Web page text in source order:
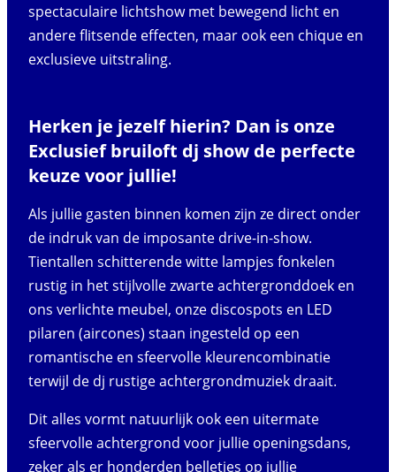
spectaculaire lichtshow met bewegend licht en
andere flitsende effecten, maar ook een chique en
exclusieve uitstraling.
Herken je jezelf hierin? Dan is onze
Exclusief bruiloft dj show de perfecte
keuze voor jullie!
Als jullie gasten binnen komen zijn ze direct onder
de indruk van de imposante drive-in-show.
Tientallen schitterende witte lampjes fonkelen
rustig in het stijlvolle zwarte achtergronddoek en
ons verlichte meubel, onze discospots en LED
pilaren (aircones) staan ingesteld op een
romantische en sfeervolle kleurencombinatie
terwijl de dj rustige achtergrondmuziek draait.
Dit alles vormt natuurlijk ook een uitermate
sfeervolle achtergrond voor jullie openingsdans,
zeker als er honderden belletjes op jullie